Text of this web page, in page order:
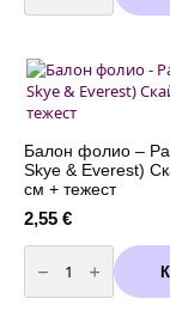
Пес
Patrol)
SKYE
-
Скай
фолио
35
см
+
Балон фолио –
Skye & Everest)
см + тежест
2,55 €
количество
за
Балон
фолио